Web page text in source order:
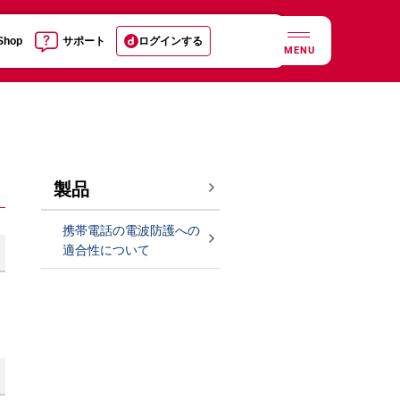
サポート ログインする
MENU
製品
携帯電話の電波防護への
適合性について